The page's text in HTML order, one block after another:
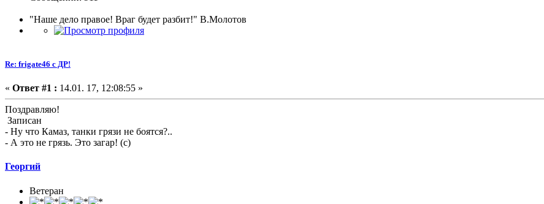
"Наше дело правое! Враг будет разбит!" В.Молотов
Re: frigate46 с ДР!
« Ответ #1 : 14.01. 17, 12:08:55 »
Поздравляю!
Записан
- Ну что Камаз, танки грязи не боятся?..
- А это не грязь. Это загар! (с)
Георгий
Ветеран